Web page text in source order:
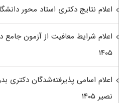
اعلام نتایج دکتری استاد محور
اعلام شرایط معافیت از آزمون
۱۴۰۵
اعلام اسامی پذیرفته‌شدگان دکتری
نصیر ۱۴۰۵